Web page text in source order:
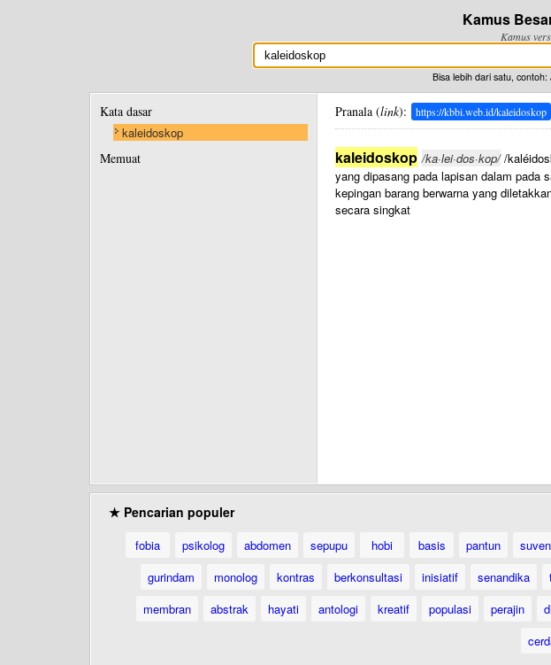
Kamus
Kamus
Bisa lebih dari satu, contoh:
Kata dasar
kaleidoskop
Memuat
Pranala (link): https://kbbi.web.id/kaleidoskop
kaleidoskop /ka·lei·dos·kop//
yang dipasang pada lapisan dalam pada
kepingan barang berwarna yang
secara singkat
★ Pencarian populer
fobia psikolog abdomen sepupu hobi basis pantun
gurindam
monolog kontras berkonsultasi inisiatif senandika
membran
abstrak hayati antologi kreatif populasi perajin